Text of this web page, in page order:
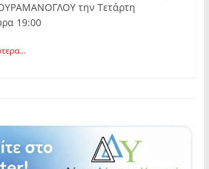
την Τετάρτη
19:00